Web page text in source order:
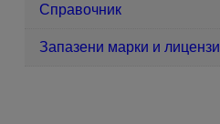
Справочник
Запазени марки и лицензи